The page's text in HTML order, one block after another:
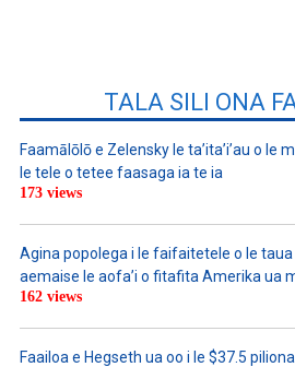
TALA SILI ONA
Faamālōlō e Zelensky le ta’ita’i’au o le
le tele o tetee faasaga ia te ia
173 views
Agina popolega i le faifaitetele o le
aemaise le aofa’i o fitafita Amerika ua
162 views
Faailoa e Hegseth ua oo i le $37.5